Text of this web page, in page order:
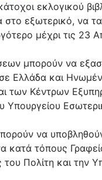
εκλογικού
στο εξωτερικό, να
μέχρι τις 23
μπορούν να
Ελλάδα και
των Κέντρων
Υπουργείου
να
κατά τόπους
του Πολίτη και την